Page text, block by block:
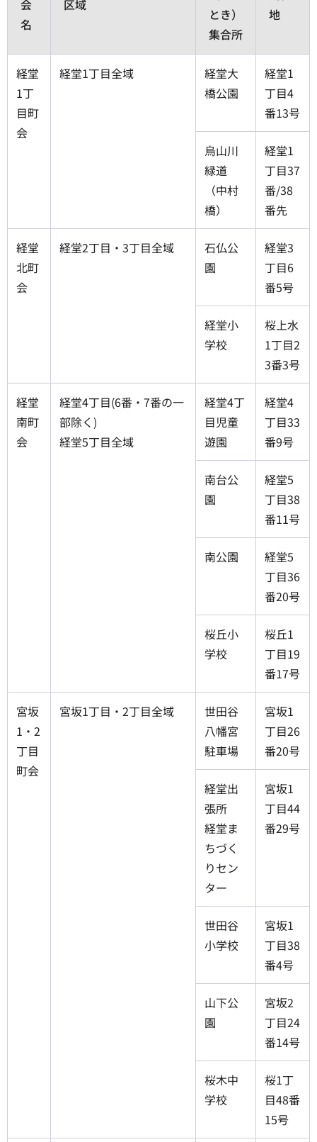
会
名
区域
とき）
集合所
地
経堂
1丁
目町
会
経堂1丁目全域
経堂大
橋公園
経堂1
丁目4
番13号
烏山川
緑道
（中村
橋）
経堂1
丁目37
番/38
番先
経堂
北町
会
経堂2丁目・3丁目全域
石仏公
園
経堂3
丁目6
番5号
経堂小
学校
桜上水
1丁目2
3番3号
経堂
南町
会
経堂4丁目(6番・7番の一
部除く)
経堂5丁目全域
経堂4丁
目児童
遊園
経堂4
丁目33
番9号
南台公
園
経堂5
丁目38
番11号
南公園
経堂5
丁目36
番20号
桜丘小
学校
桜丘1
丁目19
番17号
宮坂
1・2
丁目
町会
宮坂1丁目・2丁目全域
世田谷
八幡宮
駐車場
宮坂1
丁目26
番20号
経堂出
張所
経堂ま
ちづく
りセン
ター
宮坂1
丁目44
番29号
世田谷
小学校
宮坂1
丁目38
番4号
山下公
園
宮坂2
丁目24
番14号
桜木中
学校
桜1丁
目48番
15号